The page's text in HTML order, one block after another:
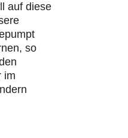
auf diese
so
im